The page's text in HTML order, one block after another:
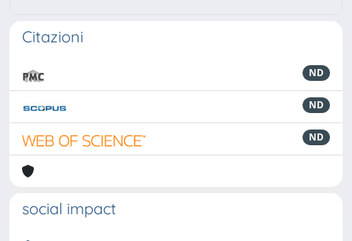
Citazioni
ND
ND
ND
social impact